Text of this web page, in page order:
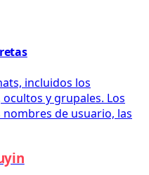
incluidos los
y grupales. Los
de usuario, las